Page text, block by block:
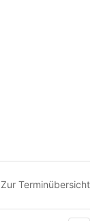
Zur Terminübersicht